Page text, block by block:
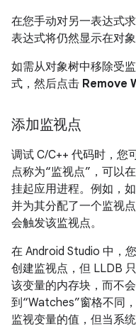
在您手动对另一表达式
表达式将仍然显示在对象
如需从对象树中移除受
式，然后点击 Remove
添加监视点
调试 C/C++ 代码时，您
点称为“监视点”，可以
挂起应用进程。 例如，
并为其分配了一个监视
会触发该监视点。
在 Android Studio 中，
创建监视点，但 LLDB
该变量的内存块，而不
到“Watches”窗格不同
监视变量的值，但当系